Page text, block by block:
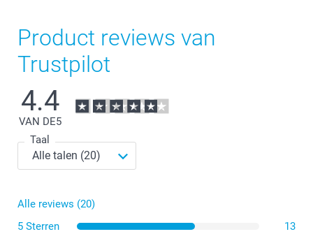
Product reviews van
Trustpilot
4.4
VAN DE5
Taal
Alle reviews (20)
5 Sterren
13